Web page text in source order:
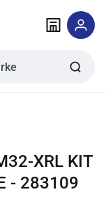
XRL KIT
- 283109